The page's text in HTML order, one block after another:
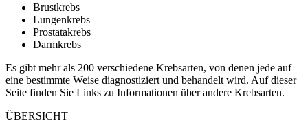
Brustkrebs
Lungenkrebs
Prostatakrebs
Darmkrebs
Es gibt mehr als 200 verschiedene Krebsarten, von denen jede auf
eine bestimmte Weise diagnostiziert und behandelt wird. Auf dieser
Seite finden Sie Links zu Informationen über andere Krebsarten.
ÜBERSICHT